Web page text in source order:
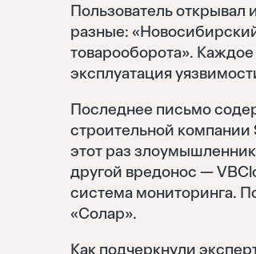
Пользователь
разные:
товарооборота».
эксплуатация
Последнее письмо
строительной
этот раз
другой вредонос —
система мониторинга.
«Солар».
Как подчеркнули